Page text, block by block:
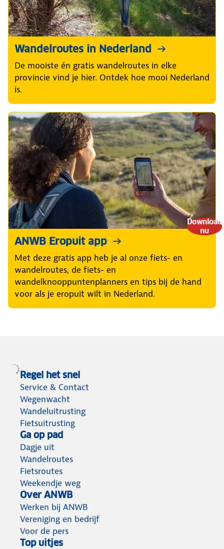
Wandelroutes in Nederland
De mooiste én gratis wandelroutes in elke
provincie vind je hier. Ontdek hoe mooi Nederland
is.
Download
nu
ANWB Eropuit app
Met deze gratis app heb je al onze fiets- en
wandelroutes, de fiets- en
wandelknooppuntenplanners en tips bij de hand
voor als je eropuit wilt in Nederland.
Regel het snel
Service & Contact
Wegenwacht
Wandeluitrusting
Fietsuitrusting
Ga op pad
Dagje uit
Wandelroutes
Fietsroutes
Weekendje weg
Over ANWB
Werken bij ANWB
Vereniging en bedrijf
Voor de pers
Top uitjes